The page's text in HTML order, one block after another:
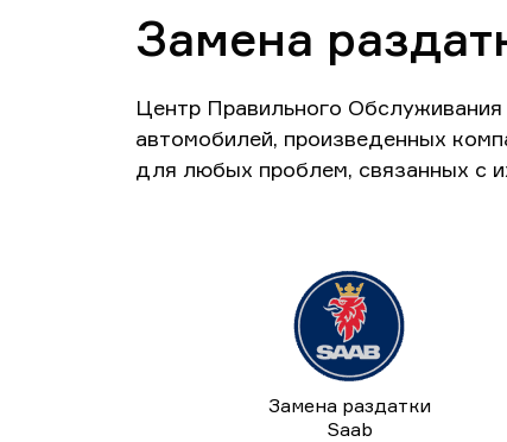
Замена
Центр Правильного
автомобилей, произведенных
для любых проблем, связанных с
Замена раздатки
Saab